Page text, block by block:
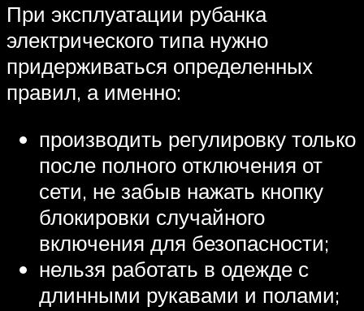
При эксплуатации рубанка
электрического типа нужно
придерживаться определенных
правил, а именно:
производить регулировку только
после полного отключения от
сети, не забыв нажать кнопку
блокировки случайного
включения для безопасности;
нельзя работать в одежде с
длинными рукавами и полами;